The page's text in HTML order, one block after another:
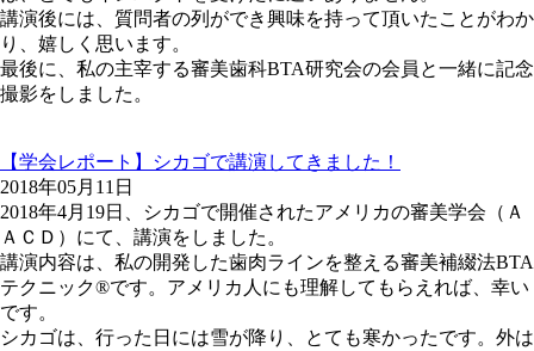
講演後には、質問者の列ができ興味を持って頂いたことがわか
り、嬉しく思います。
最後に、私の主宰する審美歯科BTA研究会の会員と一緒に記念
撮影をしました。
【学会レポート】シカゴで講演してきました！
2018年05月11日
2018年4月19日、シカゴで開催されたアメリカの審美学会（Ａ
ＡＣＤ）にて、講演をしました。
講演内容は、私の開発した歯肉ラインを整える審美補綴法BTA
テクニック®です。アメリカ人にも理解してもらえれば、幸い
です。
シカゴは、行った日には雪が降り、とても寒かったです。外は